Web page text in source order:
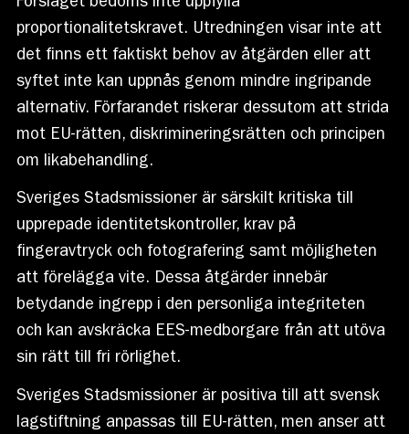
Förslaget bedöms inte uppfylla
proportionalitetskravet. Utredningen visar inte att
det finns ett faktiskt behov av åtgärden eller att
syftet inte kan uppnås genom mindre ingripande
alternativ. Förfarandet riskerar dessutom att strida
mot EU-rätten, diskrimineringsrätten och principen
om likabehandling.
Sveriges Stadsmissioner är särskilt kritiska till
upprepade identitetskontroller, krav på
fingeravtryck och fotografering samt möjligheten
att förelägga vite. Dessa åtgärder innebär
betydande ingrepp i den personliga integriteten
och kan avskräcka EES-medborgare från att utöva
sin rätt till fri rörlighet.
Sveriges Stadsmissioner är positiva till att svensk
lagstiftning anpassas till EU-rätten, men anser att